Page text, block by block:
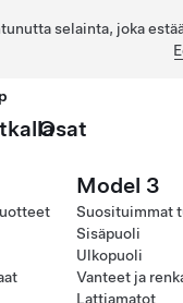
selainta, joka
Osat
Model 3
Suosituimmat
Sisäpuoli
Ulkopuoli
Vanteet ja
Lattiamatot